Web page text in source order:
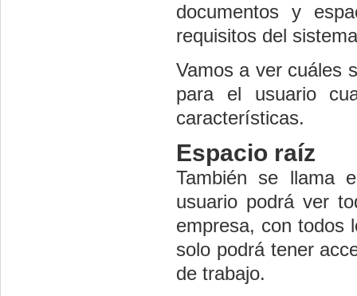
documentos y
requisitos del
Vamos a ver cuáles
para el usuario
características.
Espacio raíz
También se llama
usuario podrá ver
empresa, con todos
solo podrá tener
de trabajo.